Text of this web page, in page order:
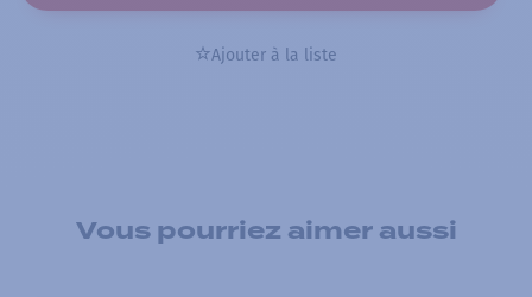
Ajouter à la liste
Vous pourriez aimer aussi